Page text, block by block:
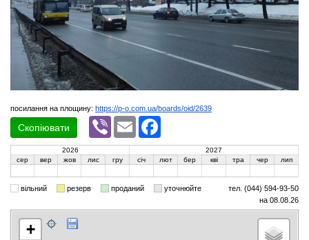
посилання на площину: https://p-o.com.ua/boards/oid/2639
Скопіювати
Viber Email
2026
2027
сер
вер жов лис гру січ лют бер кві тра чер лип
вільний резерв проданий уточнюйте
тел. (044) 594-93-50
на 08.08.26
+